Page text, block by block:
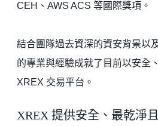
CEH、AWS ACS 等國際獎項。
結合團隊過去資深的資安背景以
的專業與經驗成就了目前以安全
XREX 交易平台。
XREX 提供安全、最乾淨